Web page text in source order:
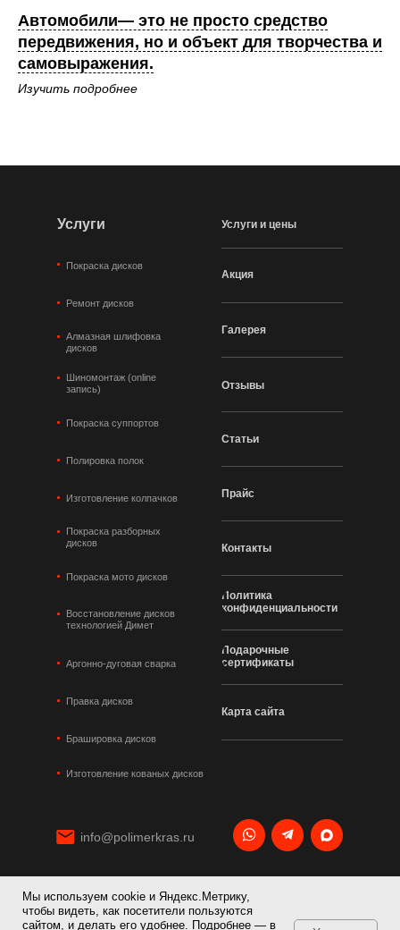
Автомобили— это не просто средство
передвижения, но и объект для творчества и
самовыражения.
Изучить подробнее
Услуги
Покраска дисков
Ремонт дисков
Алмазная шлифовка
дисков
Шиномонтаж (online
запись)
Покраска суппортов
Полировка полок
Изготовление колпачков
Покраска разборных
дисков
Покраска мото дисков
Восстановление дисков
технологией Димет
Аргонно-дуговая сварка
Правка дисков
Брашировка дисков
Изготовление кованых дисков
Услуги и цены
Акция
Галерея
Отзывы
Статьи
Прайс
Контакты
Политика
конфиденциальности
Подарочные
сертификаты
Карта сайта
info@polimerkras.ru
+7 495 120 21 36
Мы используем cookie и Яндекс.Метрику,
чтобы видеть, как посетители пользуются
сайтом, и делать его удобнее. Подробнее — в